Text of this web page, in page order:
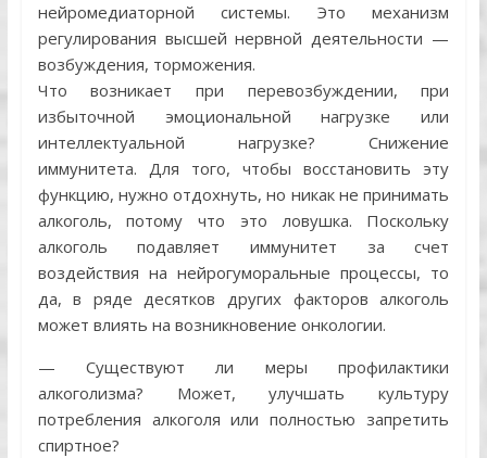
нейромедиаторной системы. Это механизм
регулирования высшей нервной деятельности —
возбуждения, торможения.
Что возникает при перевозбуждении, при
избыточной эмоциональной нагрузке или
интеллектуальной нагрузке? Снижение
иммунитета. Для того, чтобы восстановить эту
функцию, нужно отдохнуть, но никак не принимать
алкоголь, потому что это ловушка. Поскольку
алкоголь подавляет иммунитет за счет
воздействия на нейрогуморальные процессы, то
да, в ряде десятков других факторов алкоголь
может влиять на возникновение онкологии.
— Существуют ли меры профилактики
алкоголизма? Может, улучшать культуру
потребления алкоголя или полностью запретить
спиртное?